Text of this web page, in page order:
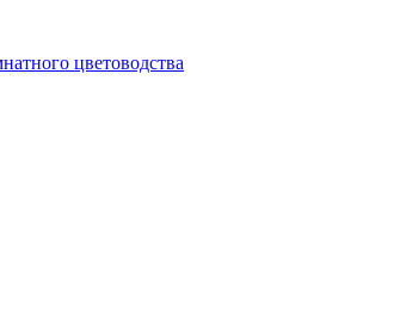
цветоводства